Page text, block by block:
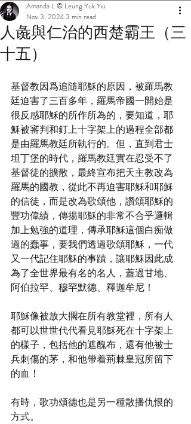
人彘與仁治的西楚霸王（三
十五）
Amanda L © Leung Yuk Yiu
Nov 3, 20243 min read
基督教因爲追隨耶穌的原因，被羅馬教
廷迫害了三百多年，羅馬帝國一開始是
很反感耶穌的所作所為的，要知道，耶
穌被審判和釘上十字架上的過程全部都
是由羅馬教廷所執行的。但，直到君士
坦丁堡的時代，羅馬教廷實在忍受不了
基督徒的擴散，最終宣布把天主教改為
羅馬的國教，從此不再迫害耶穌和耶穌
的信徒，而是改為歌頌他，讚頌耶穌的
豐功偉績，傳揚耶穌的非常不合乎邏輯
加上勉強的道理，傳承耶穌這個白痴做
過的蠢事，要我們透過歌頌耶穌，一代
又一代記住耶穌的事蹟，讓耶穌因此成
為了全世界最有名的名人，蓋過甘地、
阿伯拉罕、穆罕默德、釋迦牟尼！
耶穌像被放大擱在所有教堂裡，所有人
都可以世世代代看見耶穌死在十字架上
的樣子，包括他的遮醜布，還有他被士
兵刺傷的茅，和他帶着荊棘皇冠所留下
的血！
有時，歌功頌德也是另一種散播仇恨的
方式。